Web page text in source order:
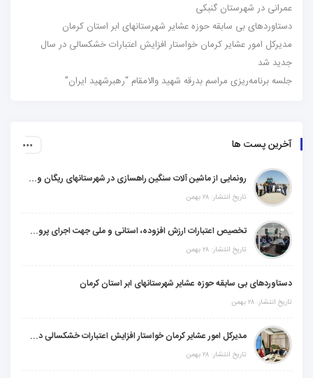
عمرانی در شهرستان گنبکی
دستاوردهای بی سابقه حوزه عشایر شهرستانهای ابر استان کرمان
مدیرکل امور عشایر کرمان خواستار افزایش اعتبارات خشکسالی در سال
جدید شد
جلسه برنامه‌ریزی مراسم بدرقه شهید والامقام “رهبرشهید ایران”
آخرین پست ها
رونمایی از ماشین آلات سنگین راهسازی در شهرستانهای ریگان و گنبکی
تاریخ انتشار: ۲۸ بهمن
تخصیص اعتبارات ارزش افزوده، استانی و ملی جهت اجرای پروژه‌های عمرانی در شهرستان گنبکی
تاریخ انتشار: ۲۸ بهمن
دستاوردهای بی سابقه حوزه عشایر شهرستانهای ابر استان کرمان
تاریخ انتشار: ۲۸ بهمن
مدیرکل امور عشایر کرمان خواستار افزایش اعتبارات خشکسالی در سال جدید شد
تاریخ انتشار: ۲۸ بهمن